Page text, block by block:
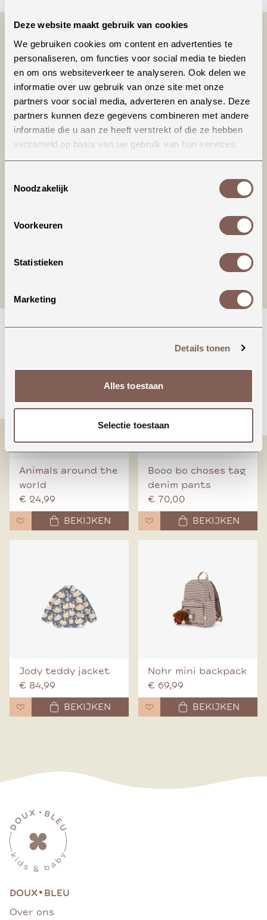
Deze website maakt gebruik van cookies
We gebruiken cookies om content en advertenties te
personaliseren, om functies voor social media te bieden
en om ons websiteverkeer te analyseren. Ook delen we
informatie over uw gebruik van onze site met onze
partners voor social media, adverteren en analyse. Deze
partners kunnen deze gegevens combineren met andere
informatie die u aan ze heeft verstrekt of die ze hebben
verzameld op basis van uw gebruik van hun services.
Noodzakelijk
Voorkeuren
Statistieken
Marketing
Details tonen
Alles toestaan
Selectie toestaan
Productinformatie
Dit T-shirt valt iets ruimer (richting loose fit),
dat is ook de bedoeling van het model. De hals
sluit wat hoger en het shirt wordt geleverd met
weer 'terug' gerold worden (zitten dus niet vast
Materiaal: 100% katoen
Animals around the
world
€ 24,99
BEKIJKEN
Booo bo choses tag
denim pants
€ 70,00
BEKIJKEN
Jody teddy jacket
€ 84,99
BEKIJKEN
Nohr mini backpack
€ 69,99
BEKIJKEN
DOUX• BLEU
Over ons